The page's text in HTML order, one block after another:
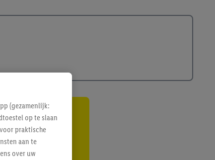
(gezamenlijk:
op te slaan
praktische
aan te
over uw